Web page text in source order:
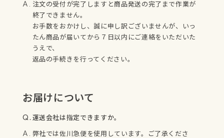
注文の受付が完了しますと商品発送の完了まで作業が
終了できません。
お手数をおかけし、誠に申し訳ございませんが、いっ
たん商品が届いてから７日以内にご連絡をいただいた
うえで、
返品の手続きを行ってください。
お届けについて
運送会社は指定できますか。
弊社では佐川急便を使用しています。ご了承くださ